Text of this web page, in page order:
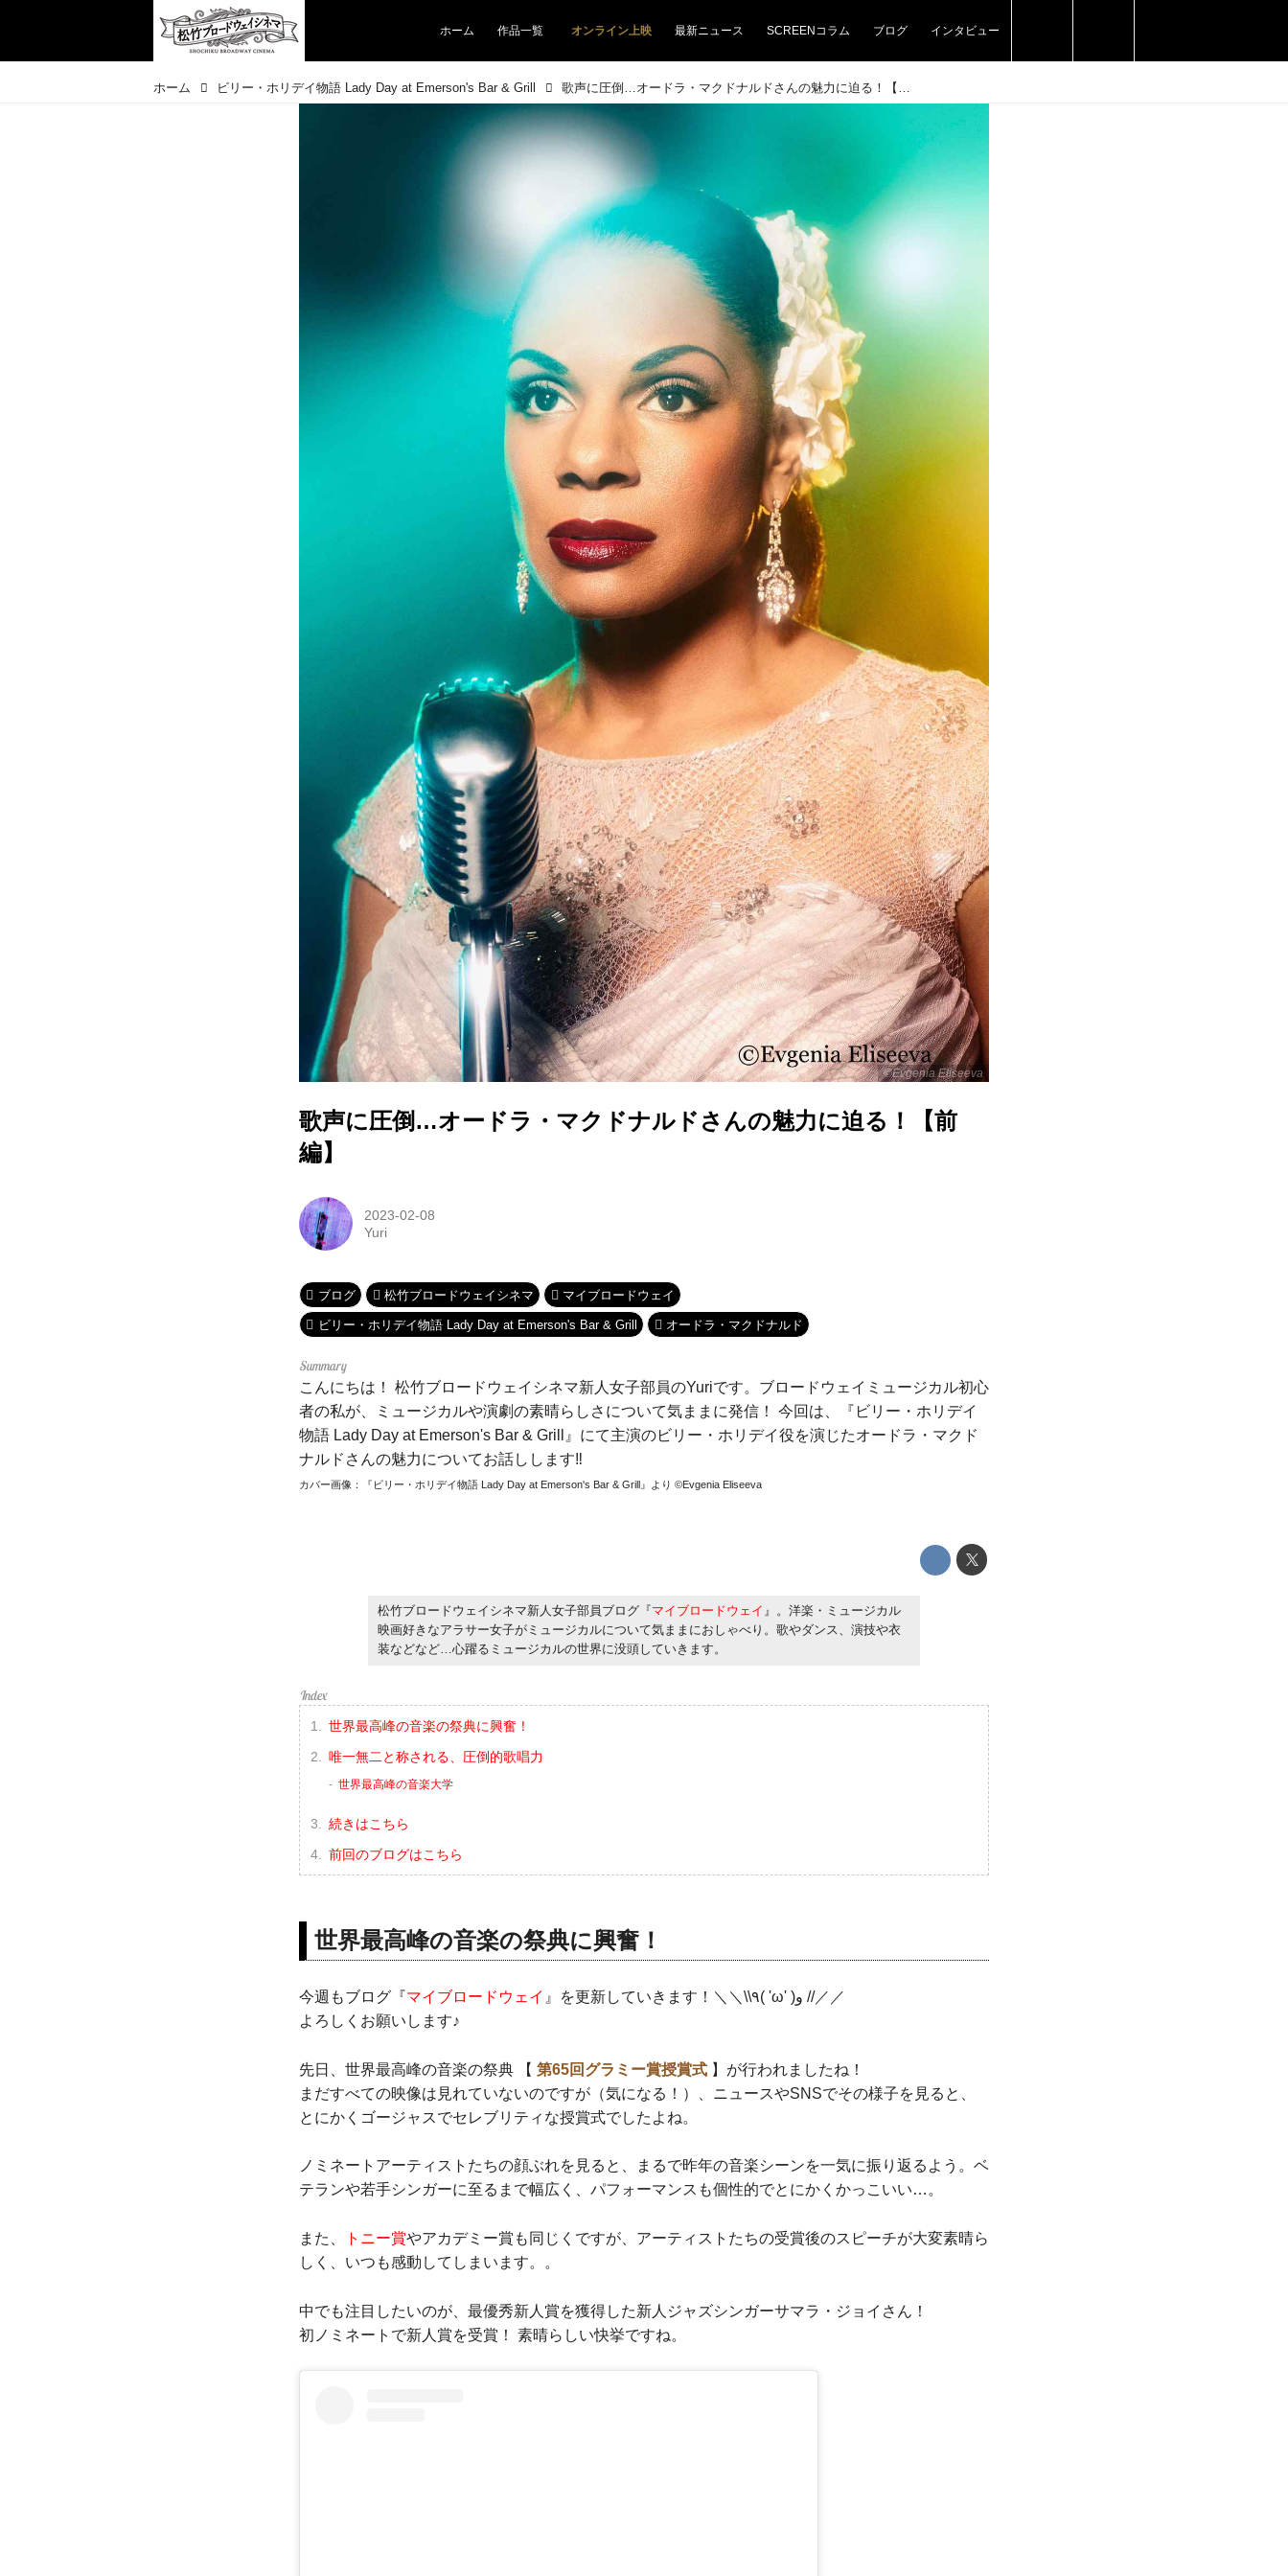
ホーム 作品一覧 オンライン上映 最新ニュース SCREENコラム ブログ インタビュー
ホーム ビリー・ホリデイ物語 Lady Day at Emerson's Bar & Grill 歌声に圧倒…オードラ・マクドナルドさんの魅力に迫る！【前編】
©Evgenia Eliseeva
歌声に圧倒…オードラ・マクドナルドさんの魅力に迫る！【前
編】
2023-02-08
Yuri
ブログ 松竹ブロードウェイシネマ マイブロードウェイ
ビリー・ホリデイ物語 Lady Day at Emerson's Bar & Grill オードラ・マクドナルド
こんにちは！ 松竹ブロードウェイシネマ新人女子部員のYuriです。ブロードウェイミュージカル初心
者の私が、ミュージカルや演劇の素晴らしさについて気ままに発信！ 今回は、『ビリー・ホリデイ
物語 Lady Day at Emerson's Bar & Grill』にて主演のビリー・ホリデイ役を演じたオードラ・マクド
ナルドさんの魅力についてお話しします‼︎
カバー画像：『ビリー・ホリデイ物語 Lady Day at Emerson's Bar & Grill』より ©Evgenia Eliseeva
松竹ブロードウェイシネマ新人女子部員ブログ『マイブロードウェイ 』。洋楽・ミュージカル
映画好きなアラサー女子がミュージカルについて気ままにおしゃべり。歌やダンス、演技や衣
装などなど…心躍るミュージカルの世界に没頭していきます。
世界最高峰の音楽の祭典に興奮！
唯一無二と称される、圧倒的歌唱力
世界最高峰の音楽大学
続きはこちら
前回のブログはこちら
世界最高峰の音楽の祭典に興奮！
今週もブログ『マイブロードウェイ
』を更新していきます！＼＼\\٩( 'ω' )و //／／
よろしくお願いします♪
先日、世界最高峰の音楽の祭典 【 第65回グラミー賞授賞式 】が行われましたね！
まだすべての映像は見れていないのですが（気になる！）、ニュースやSNSでその様子を見ると、
とにかくゴージャスでセレブリティな授賞式でしたよね。
ノミネートアーティストたちの顔ぶれを見ると、まるで昨年の音楽シーンを一気に振り返るよう。ベ
テランや若手シンガーに至るまで幅広く、パフォーマンスも個性的でとにかくかっこいい…。
また、 トニー賞やアカデミー賞も同じくですが、アーティストたちの受賞後のスピーチが大変素晴ら
しく、いつも感動してしまいます。。
中でも注目したいのが、最優秀新人賞を獲得した新人ジャズシンガーサマラ・ジョイさん！
初ノミネートで新人賞を受賞！ 素晴らしい快挙ですね。